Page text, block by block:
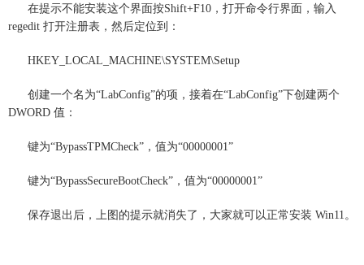
在提示不能安装这个界面按Shift+F10，打开命令行界面，输入
regedit 打开注册表，然后定位到：
HKEY_LOCAL_MACHINE\SYSTEM\Setup
创建一个名为“LabConfig”的项，接着在“LabConfig”下创建两个
DWORD 值：
键为“BypassTPMCheck”，值为“00000001”
键为“BypassSecureBootCheck”，值为“00000001”
保存退出后，上图的提示就消失了，大家就可以正常安装 Win11。